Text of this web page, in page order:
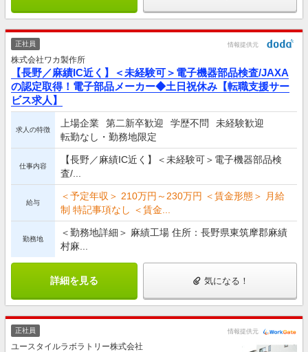
正社員 情報提供元
株式会社ワカ製作所
【長野／麻績IC近く】＜未経験可＞電子機器部品検査/JAXA
の認定取得！電子部品メーカー◆土日祝休み【転職支援サー
ビス求人】
求人の特徴
上場企業 第二新卒歓迎 学歴不問
未経験歓迎
転勤なし・勤務地限定
仕事内容
【長野／麻績IC近く】＜未経験可＞電子機器部品検
査/...
給与
＜予定年収＞ 210万円～230万円 ＜賃金形態＞ 月給
制 特記事項なし ＜賃金...
勤務地
＜勤務地詳細＞ 麻績工場 住所：長野県東筑摩郡麻績
村麻...
詳細を見る 気になる！
正社員 情報提供元
ユースタイルラボラトリー株式会社